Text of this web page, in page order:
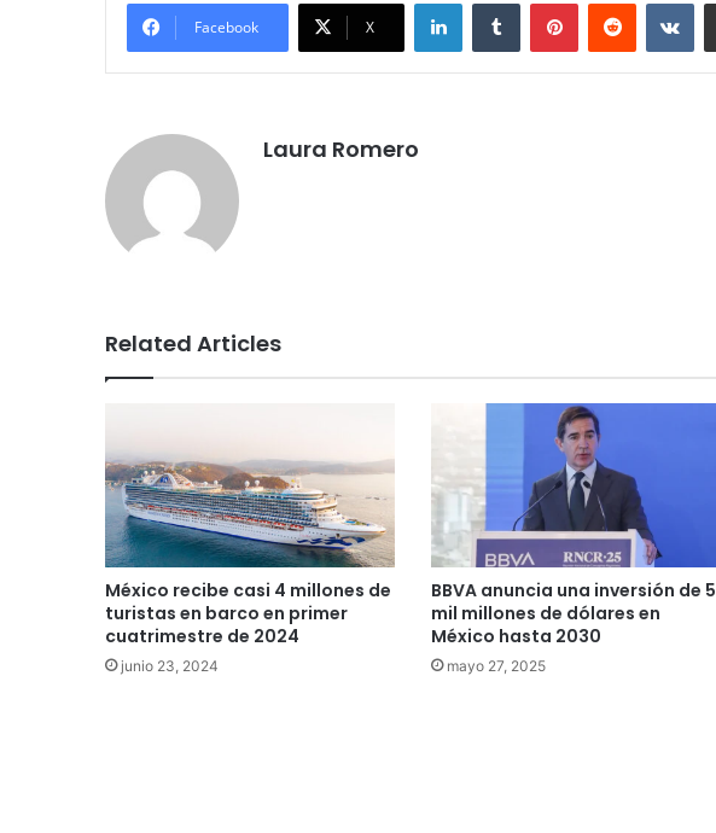
Facebook X
Laura Romero
Related Articles
México recibe casi 4 millones de
turistas en barco en primer
cuatrimestre de 2024
junio 23, 2024
BBVA anuncia una inversión de 5
mil millones de dólares en
México hasta 2030
mayo 27, 2025